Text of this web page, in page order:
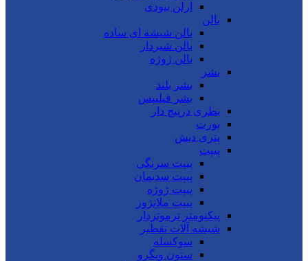
ارلن بیودی
بالن
بالن شیشه ای ساده
بالن شیردار
بالن ژوژه
بشر
بشر بلند
بشر فیلیپس
بطری درپیچ دار
بورت
پتری دیش
پیپت
پیپت سرنگی
پیپت سدیمان
پیپت ژوژه
پیپت ملانژور
پیکنومتر ترموتردار
شیشه آلات تقطیر
سوکسله
ستون ویگرو